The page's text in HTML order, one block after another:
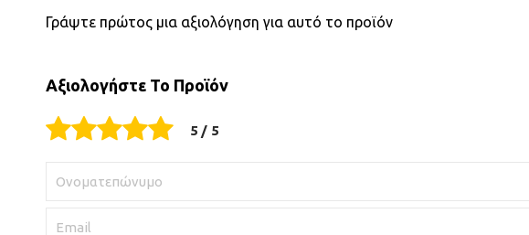
Γράψτε πρώτος μια αξιολόγηση για αυτό το προϊόν
Αξιολογήστε Το Προϊόν